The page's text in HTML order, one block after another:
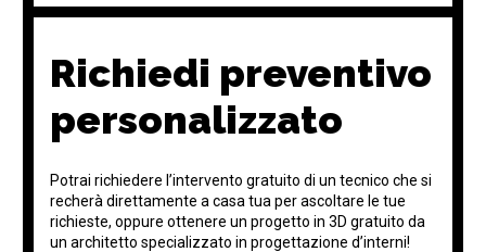
Richiedi preventivo
personalizzato
Potrai richiedere l’intervento gratuito di un tecnico che si
recherà direttamente a casa tua per ascoltare le tue
richieste, oppure ottenere un progetto in 3D gratuito da
un architetto specializzato in progettazione d’interni!